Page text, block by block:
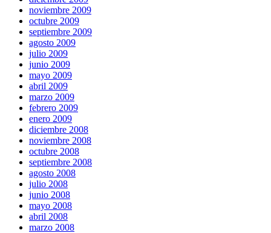
noviembre 2009
octubre 2009
septiembre 2009
agosto 2009
julio 2009
junio 2009
mayo 2009
abril 2009
marzo 2009
febrero 2009
enero 2009
diciembre 2008
noviembre 2008
octubre 2008
septiembre 2008
agosto 2008
julio 2008
junio 2008
mayo 2008
abril 2008
marzo 2008